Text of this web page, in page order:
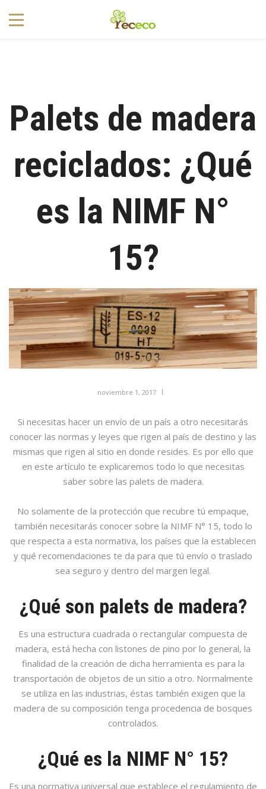
Palets de madera
reciclados: ¿Qué
es la NIMF N°
15?
noviembre 1, 2017
Si necesitas hacer un envío de un país a otro necesitarás
conocer las normas y leyes que rigen al país de destino y las
mismas que rigen al sitio en donde resides. Es por ello que
en este artículo te explicaremos todo lo que necesitas
saber sobre las palets de madera.
No solamente de la protección que recubre tú empaque,
también necesitarás conocer sobre la NIMF N° 15, todo lo
que respecta a esta normativa, los países que la establecen
y qué recomendaciones te da para que tú envío o traslado
sea seguro y dentro del margen legal.
¿Qué son palets de madera?
Es una estructura cuadrada o rectangular compuesta de
madera, está hecha con listones de pino por lo general, la
finalidad de la creación de dicha herramienta es para la
transportación de objetos de un sitio a otro. Normalmente
se utiliza en las industrias, éstas también exigen que la
madera de su composición tenga procedencia de bosques
controlados.
¿Qué es la NIMF N° 15?
Es una normativa universal que establece el regulamiento de